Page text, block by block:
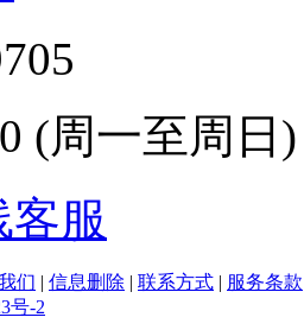
(周一至周日)
客服
们 | 信息删除 | 联系方式 | 服务条款
号-2